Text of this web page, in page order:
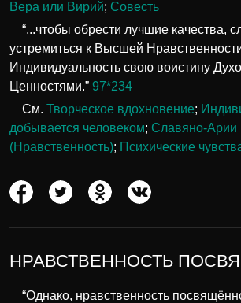
Вера или Вирий; Совесть
“...чтобы обрести лучшие качества,
устремиться к Высшей
Индивидуальность свою воистину
Ценностями.” 97*234
См. Творческое вдохновение;
добывается человеком; Славяно-Арии
(Нравственность); Психические
НРАВСТВЕННОСТЬ
“Однако, нравственность